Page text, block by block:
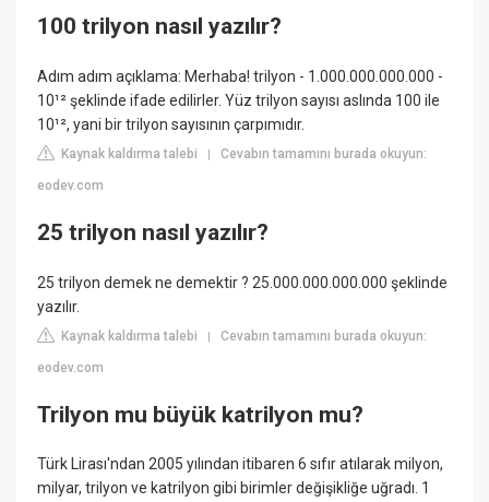
100 trilyon nasıl yazılır?
Adım adım açıklama: Merhaba! trilyon - 1.000.000.000.000 -
10¹² şeklinde ifade edilirler. Yüz trilyon sayısı aslında 100 ile
10¹², yani bir trilyon sayısının çarpımıdır.
Kaynak kaldırma talebi |Cevabın tamamını burada okuyun:
eodev.com
25 trilyon nasıl yazılır?
25 trilyon demek ne demektir ? 25.000.000.000.000 şeklinde
yazılır.
Kaynak kaldırma talebi |Cevabın tamamını burada okuyun:
eodev.com
Trilyon mu büyük katrilyon mu?
Türk Lirası'ndan 2005 yılından itibaren 6 sıfır atılarak milyon,
milyar, trilyon ve katrilyon gibi birimler değişikliğe uğradı. 1